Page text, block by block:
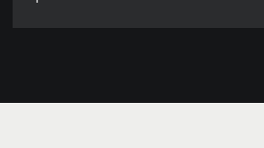
подтверждающий ваш уровень знаний